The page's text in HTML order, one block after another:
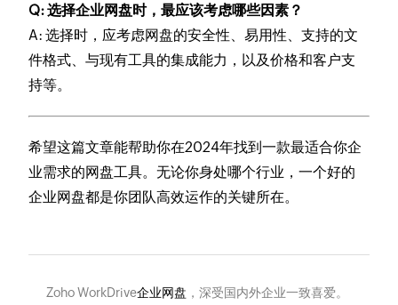
Q: 选择企业网盘时，最应该考虑哪些因素？
A: 选择时，应考虑网盘的安全性、易用性、支持的文
件格式、与现有工具的集成能力，以及价格和客户支
持等。
希望这篇文章能帮助你在2024年找到一款最适合你企
业需求的网盘工具。无论你身处哪个行业，一个好的
企业网盘都是你团队高效运作的关键所在。
Zoho WorkDrive企业网盘 ，深受国内外企业一致喜爱。